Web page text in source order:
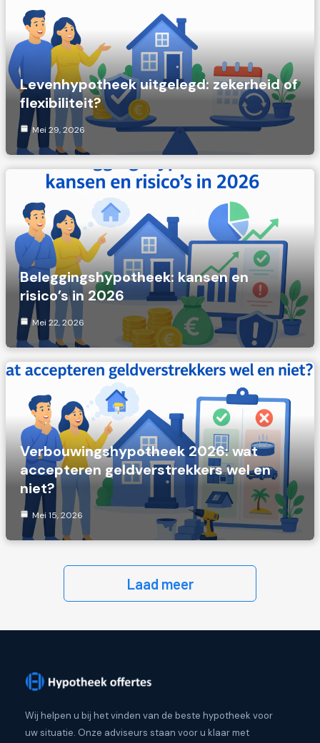
Levenhypotheek uitgelegd: zekerheid of
flexibiliteit?
Mei 29, 2026
Beleggingshypotheek: kansen en
risico’s in 2026
Mei 22, 2026
Verbouwingshypotheek 2026: wat
accepteren geldverstrekkers wel en
niet?
Mei 15, 2026
Laad meer
Wij helpen u bij het vinden van de beste hypotheek voor
uw situatie. Onze adviseurs staan voor u klaar met